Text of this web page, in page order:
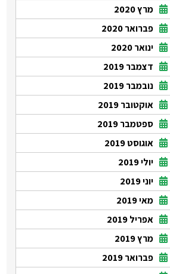
מרץ 2020
פברואר 2020
ינואר 2020
דצמבר 2019
נובמבר 2019
אוקטובר 2019
ספטמבר 2019
אוגוסט 2019
יולי 2019
יוני 2019
מאי 2019
אפריל 2019
מרץ 2019
פברואר 2019